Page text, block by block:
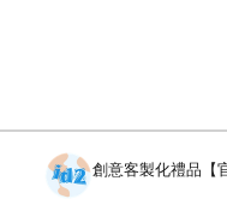
創意客製化禮品【